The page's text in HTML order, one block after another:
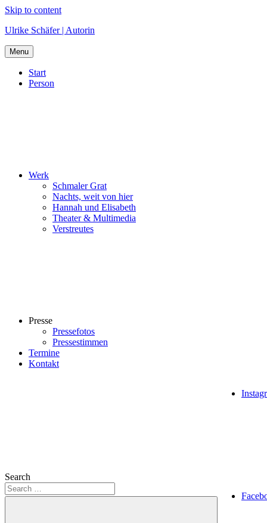
Skip to content
Ulrike Schäfer | Autorin
Menu
Start
Person
Werk
Schmaler Grat
Nachts, weit von hier
Hannah und Elisabeth
Theater & Multimedia
Verstreutes
Presse
Pressefotos
Pressestimmen
Termine
Kontakt
Search